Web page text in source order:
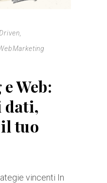
Web:
dati,
tuo
vincenti In